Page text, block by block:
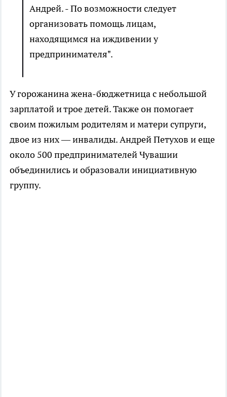
Андрей. - По возможности следует
организовать помощь лицам,
находящимся на иждивении у
предпринимателя".
У горожанина жена-бюджетница с небольшой
зарплатой и трое детей. Также он помогает
своим пожилым родителям и матери супруги,
двое из них — инвалиды. Андрей Петухов и еще
около 500 предпринимателей Чувашии
объединились и образовали инициативную
группу.